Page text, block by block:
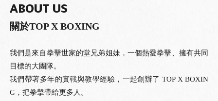
ABOUT US
關於TOP X BOXING
我們是來自拳擊世家的堂兄弟姐妹，一個熱愛拳擊、擁有共同
目標的大團隊。
我們帶著多年的實戰與教學經驗，一起創辦了 TOP X BOXIN
G，把拳擊帶給更多人。